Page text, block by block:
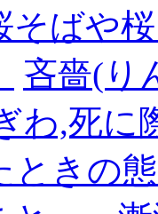
そばや
吝嗇(り
わ,死に
ときの